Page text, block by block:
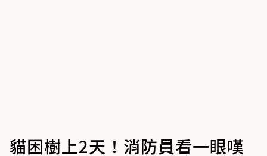
貓困樹上2天！消防員看一眼嘆